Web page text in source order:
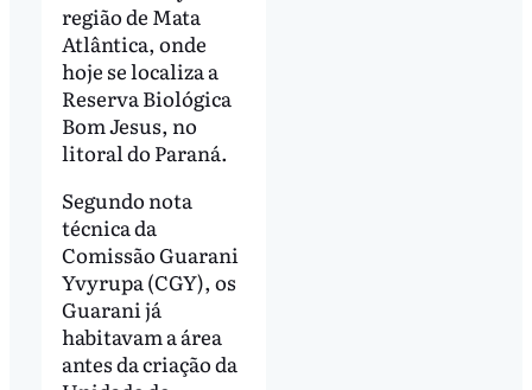
região de Mata
Atlântica, onde
hoje se localiza a
Reserva Biológica
Bom Jesus, no
litoral do Paraná.
Segundo nota
técnica da
Comissão Guarani
Yvyrupa (CGY), os
Guarani já
habitavam a área
antes da criação da